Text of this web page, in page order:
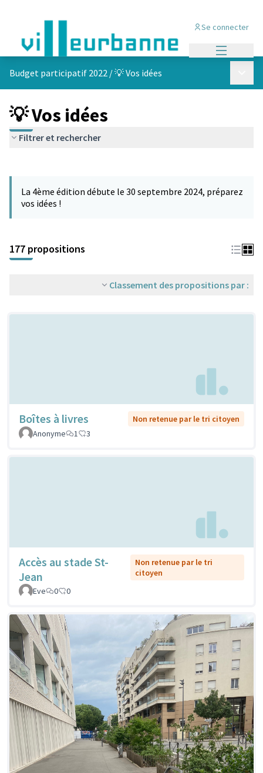
Se connecter
Budget participatif 2022 /💡 Vos idées
💡 Vos idées
Filtrer et rechercher
−
La 4ème édition débute le 30 septembre 2024, préparez
vos idées !
177 propositions
Classement des propositions par :
Boîtes à livres
Non retenue par le tri citoyen
Anonyme
1 3
Accès au stade St-
Jean
Non retenue par le tri
citoyen
Eve
0 0